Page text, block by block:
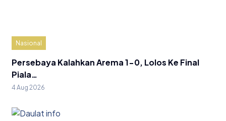
Nasional
Persebaya Kalahkan Arema 1-0, Lolos Ke Final
Piala…
4 Aug 2026